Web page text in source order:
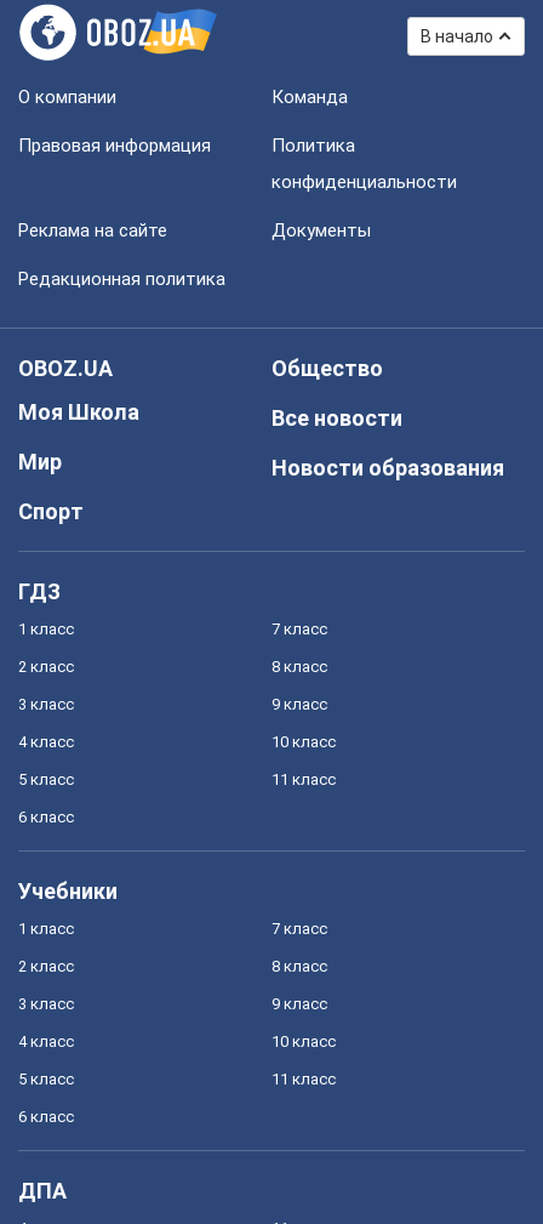
В начало
О компании Команда
Правовая информация
Политика
конфиденциальности
Реклама на сайте Документы
Редакционная политика
OBOZ.UA
Моя Школа
Мир
Спорт
Общество
Все новости
Новости образования
ГДЗ
1 класс
2 класс
3 класс
4 класс
5 класс
6 класс
7 класс
8 класс
9 класс
10 класс
11 класс
Учебники
1 класс
2 класс
3 класс
4 класс
5 класс
6 класс
7 класс
8 класс
9 класс
10 класс
11 класс
ДПА